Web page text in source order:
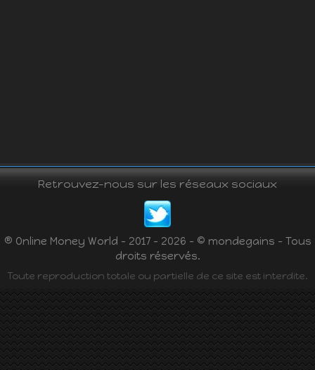
Retrouvez-nous sur les réseaux sociaux
® Online Money World - 2017 - 2026 - © mondegains - Tous
droits réservés.
Toute reproduction totale ou partielle de ce site est interdite.